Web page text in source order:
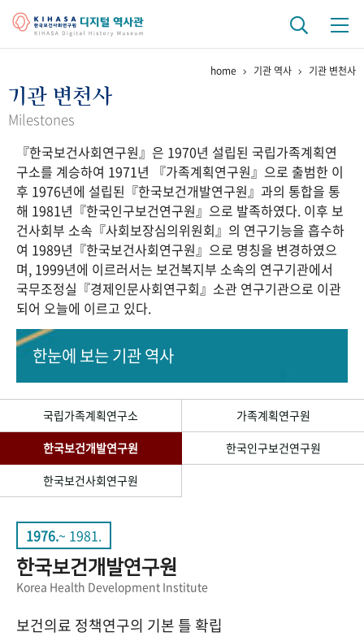
걸어온 길 기관 변천사
연구 역사
정책과 연구 키워드로 보는 연구 역사
연구자들
간행물 변천사
기록물 아카이브
사진 아카이브 문서 기록물 행정박물 영상 기록물
50+1 주년 기념
세계와 함께 한 KIHASA
VR 역사관
home 기관 역사 기관 변천사
기관 변천사
Milestones
『한국보건사회연구원』은 1970년 설립된 국립가족계획연
구소를 계승하여 1971년 『가족계획연구원』으로 출범한 이
후 1976년에 설립된『한국보건개발연구원』과의 통합을 통
해 1981년『한국인구보건연구원』으로 발족하였다. 이후 보
건사회부 소속『사회보장심의위원회』의 연구기능을 흡수하
여 1989년『한국보건사회연구원』으로 명칭을 변경하였으
며, 1999년에 이르러서는 보건복지부 소속의 연구기관에서
국무조정실『경제인문사회연구회』소관 연구기관으로 이관
되어 오늘에 이르고 있다.
한눈에 보는기관 역사
국립가족계획연구소
가족계획연구원
한국보건개발연구원
한국인구보건연구원
한국보건사회연구원
1976.~ 1981.
한국보건개발연구원
Korea Health Development Institute
보건의료 정책연구의 기본 틀 확립